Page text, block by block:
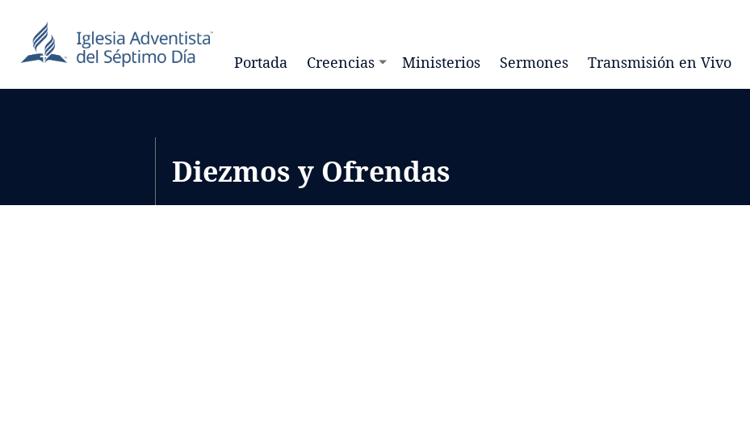
Portada Creencias Ministerios Sermones Transmisión en Vivo
Diezmos y Ofrendas